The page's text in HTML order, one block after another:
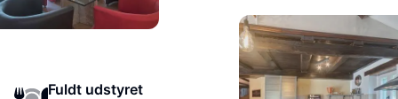
Fuldt udstyret